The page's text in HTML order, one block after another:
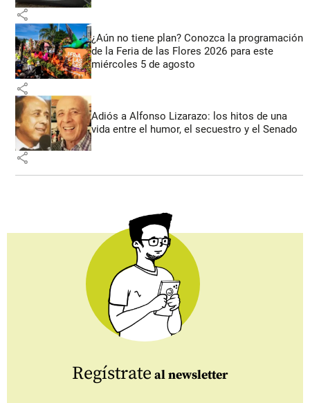
share
¿Aún no tiene plan? Conozca la programación
de la Feria de las Flores 2026 para este
miércoles 5 de agosto
share
Adiós a Alfonso Lizarazo: los hitos de una
vida entre el humor, el secuestro y el Senado
share
Regístrate al newsletter